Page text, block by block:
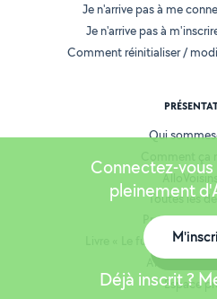
Je n'arrive pas à me
Je n'arrive pas à
Comment réinitialiser /
Qui
Toutes les
Proposer mes
Livre « Le futur de
AlloVoisins
Espace
Connectez-
pleinement
Déjà inscrit ?